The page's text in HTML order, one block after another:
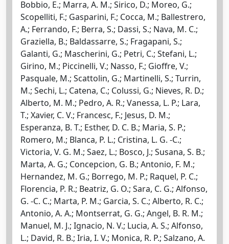
Bobbio, E.; Marra, A. M.; Sirico, D.; Moreo, G.;
Scopelliti, F.; Gasparini, F.; Cocca, M.; Ballestrero,
A.; Ferrando, F.; Berra, S.; Dassi, S.; Nava, M. C.;
Graziella, B.; Baldassarre, S.; Fragapani, S.;
Galanti, G.; Mascherini, G.; Petri, C.; Stefani, L.;
Girino, M.; Piccinelli, V.; Nasso, F.; Gioffre, V.;
Pasquale, M.; Scattolin, G.; Martinelli, S.; Turrin,
M.; Sechi, L.; Catena, C.; Colussi, G.; Nieves, R. D.;
Alberto, M. M.; Pedro, A. R.; Vanessa, L. P.; Lara,
T.; Xavier, C. V.; Francesc, F.; Jesus, D. M.;
Esperanza, B. T.; Esther, D. C. B.; Maria, S. P.;
Romero, M.; Blanca, P. L.; Cristina, L. G. -C.;
Victoria, V. G. M.; Saez, L.; Bosco, J.; Susana, S. B.;
Marta, A. G.; Concepcion, G. B.; Antonio, F. M.;
Hernandez, M. G.; Borrego, M. P.; Raquel, P. C.;
Florencia, P. R.; Beatriz, G. O.; Sara, C. G.; Alfonso,
G. -C. C.; Marta, P. M.; Garcia, S. C.; Alberto, R. C.;
Antonio, A. A.; Montserrat, G. G.; Angel, B. R. M.;
Manuel, M. J.; Ignacio, N. V.; Lucia, A. S.; Alfonso,
L.; David, R. B.; Iria, I. V.; Monica, R. P.; Salzano, A.